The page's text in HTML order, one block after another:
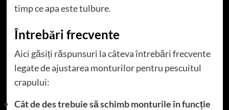
timp ce apa este tulbure.
Întrebări frecvente
Aici găsiți răspunsuri la câteva întrebări frecvente
legate de ajustarea monturilor pentru pescuitul
crapului:
Cât de des trebuie să schimb monturile în funcție